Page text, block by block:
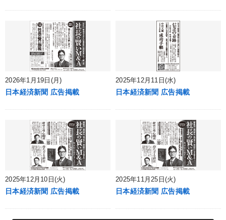
2026年1月19日(月)
日本経済新聞 広告掲載
2025年12月11日(水)
日本経済新聞 広告掲載
2025年12月10日(火)
日本経済新聞 広告掲載
2025年11月25日(火)
日本経済新聞 広告掲載